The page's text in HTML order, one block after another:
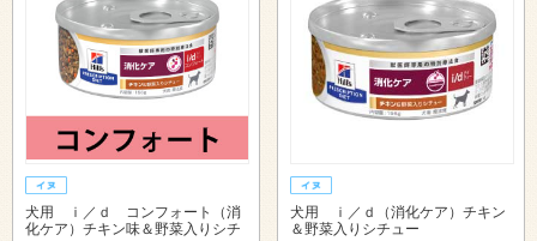
犬用 ｉ／ｄ コンフォート（消
化ケア）チキン味＆野菜入りシチ
犬用 ｉ／ｄ（消化ケア）チキン
＆野菜入りシチュー